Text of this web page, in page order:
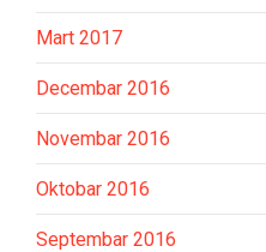
Mart 2017
Decembar 2016
Novembar 2016
Oktobar 2016
Septembar 2016